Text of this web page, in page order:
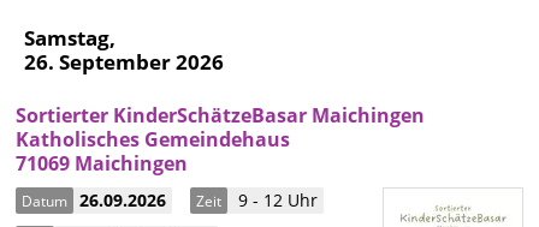
Samstag,
26. September 2026
Sortierter KinderSchätzeBasar Maichingen
Katholisches Gemeindehaus
71069 Maichingen
Datum 26.09.2026 Zeit 9 - 12 Uhr